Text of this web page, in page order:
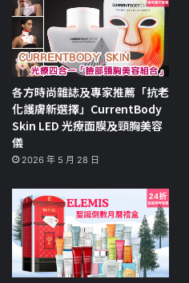
各方時尚雜誌及專家推薦「抗老
化護膚新選擇」CurrentBody
Skin LED 光療面膜及頸胸美容
儀
2026 年 5 月 28 日